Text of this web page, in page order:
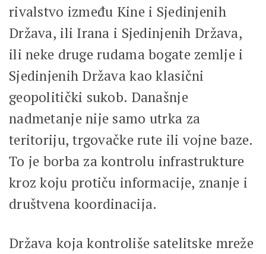
rivalstvo između Kine i Sjedinjenih
Država, ili Irana i Sjedinjenih Država,
ili neke druge rudama bogate zemlje i
Sjedinjenih Država kao klasični
geopolitički sukob. Današnje
nadmetanje nije samo utrka za
teritoriju, trgovačke rute ili vojne baze.
To je borba za kontrolu infrastrukture
kroz koju protiču informacije, znanje i
društvena koordinacija.
Država koja kontroliše satelitske mreže